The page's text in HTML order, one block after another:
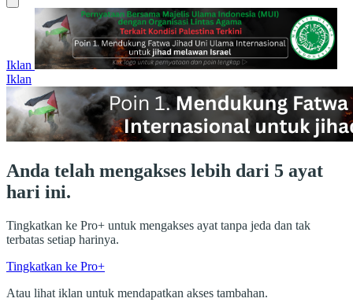
Iklan
Iklan
Anda telah mengakses lebih dari 5 ayat
hari ini.
Tingkatkan ke Pro+ untuk mengakses ayat tanpa jeda dan tak
terbatas setiap harinya.
Tingkatkan ke Pro+
Atau lihat iklan untuk mendapatkan akses tambahan.